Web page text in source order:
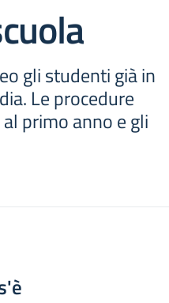
gli studenti già in
Le procedure
primo anno e gli